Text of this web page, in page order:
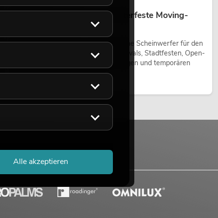
Outdoor Moving-Heads: Wetterfeste Moving-
Outdoor Moving-Heads sind bewegliche Scheinwerfer für den
Einsatz im Freien. Sie werden bei Festivals, Stadtfesten, Open-
Air-Konzerten, Architekturinszenierungen und temporären
Außeninstallationen eingesetzt.
Alle akzeptieren